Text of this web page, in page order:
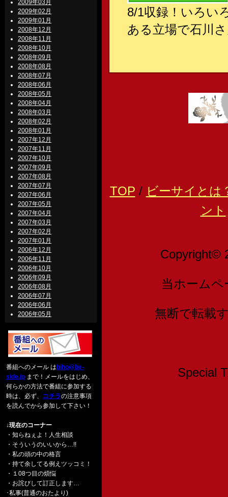
2009年03月
2009年02月
2009年01月
2008年12月
2008年11月
2008年10月
2008年09月
2008年08月
2008年07月
2008年06月
2008年05月
2008年04月
2008年03月
2008年02月
2008年01月
2007年12月
2007年11月
2007年10月
2007年09月
2007年08月
2007年07月
2007年06月
2007年05月
2007年04月
2007年03月
2007年02月
2007年01月
2006年12月
2006年11月
2006年10月
2006年09月
2006年08月
2006年07月
2006年06月
2006年05月
番組へのメール は biho@be-
side.jp まで！メールをはじめ、
何らかの方法で番組に参加する
時は、必ず、 コチラの注意事項
を読んでから参加して下さい！
↓現在のコーナー
・知らねぇよ！人生相談
・そういうのいいから…!!
・私の頭の中の格言
・持て余してる例えツッコミ！
・１08つ目の煩悩
・お詫びして訂正します…
･私事(普通のおたより)
8/1収録！いろい
ある立場で石川
TOP / ビーサイとは
ント
Copyright©
当ホーム
無断で転載
Special